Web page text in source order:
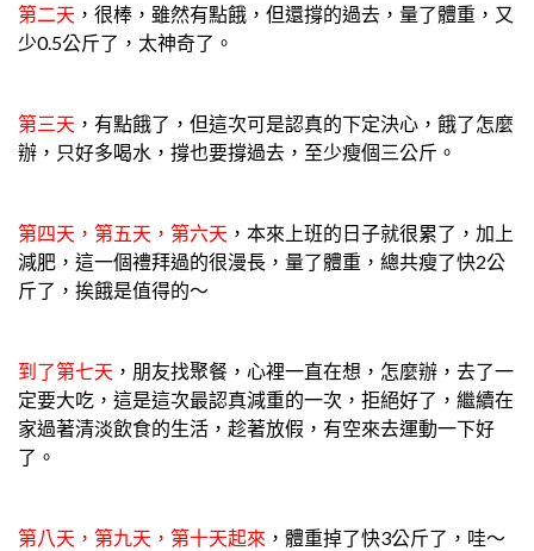
第二天 ，很棒，雖然有點餓，但還撐的過去，量了體重，又
少0.5公斤了，太神奇了。
第三天 ，有點餓了，但這次可是認真的下定決心，餓了怎麼
辦，只好多喝水，撐也要撐過去，至少瘦個三公斤。
第四天，第五天，第六天 ，本來上班的日子就很累了，加上
減肥，這一個禮拜過的很漫長，量了體重，總共瘦了快2公
斤了，挨餓是值得的～
到了第七天 ，朋友找聚餐，心裡一直在想，怎麼辦，去了一
定要大吃，這是這次最認真減重的一次，拒絕好了，繼續在
家過著清淡飲食的生活，趁著放假，有空來去運動一下好
了。
第八天，第九天，第十天起來 ，體重掉了快3公斤了，哇～